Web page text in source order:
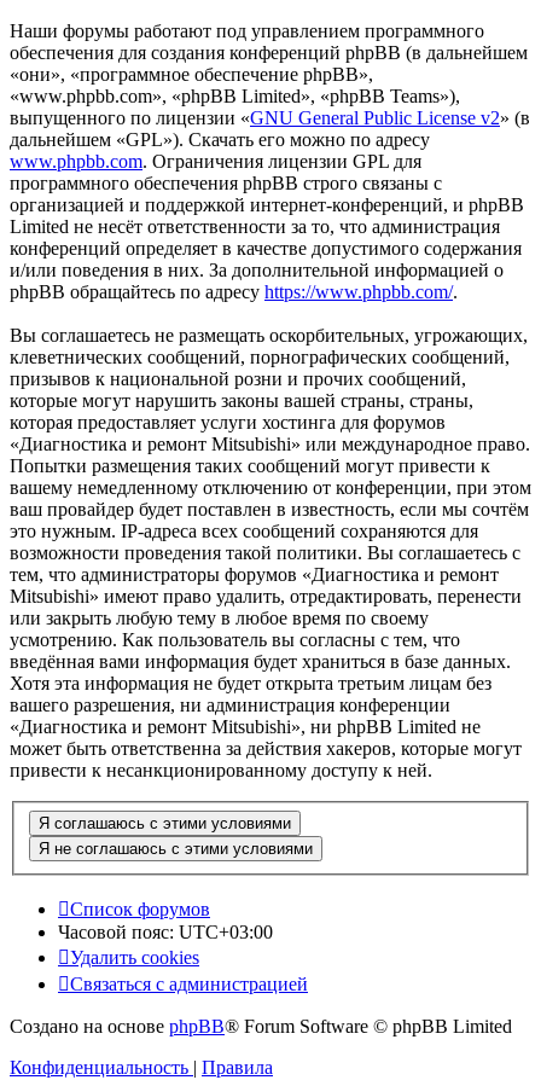
Наши форумы работают под управлением программного
обеспечения для создания конференций phpBB (в дальнейшем
«они», «программное обеспечение phpBB»,
«www.phpbb.com», «phpBB Limited», «phpBB Teams»),
выпущенного по лицензии «GNU General Public License v2» (в
дальнейшем «GPL»). Скачать его можно по адресу
www.phpbb.com. Ограничения лицензии GPL для
программного обеспечения phpBB строго связаны с
организацией и поддержкой интернет-конференций, и phpBB
Limited не несёт ответственности за то, что администрация
конференций определяет в качестве допустимого содержания
и/или поведения в них. За дополнительной информацией о
phpBB обращайтесь по адресу https://www.phpbb.com/.
Вы соглашаетесь не размещать оскорбительных, угрожающих,
клеветнических сообщений, порнографических сообщений,
призывов к национальной розни и прочих сообщений,
которые могут нарушить законы вашей страны, страны,
которая предоставляет услуги хостинга для форумов
«Диагностика и ремонт Mitsubishi» или международное право.
Попытки размещения таких сообщений могут привести к
вашему немедленному отключению от конференции, при этом
ваш провайдер будет поставлен в известность, если мы сочтём
это нужным. IP-адреса всех сообщений сохраняются для
возможности проведения такой политики. Вы соглашаетесь с
тем, что администраторы форумов «Диагностика и ремонт
Mitsubishi» имеют право удалить, отредактировать, перенести
или закрыть любую тему в любое время по своему
усмотрению. Как пользователь вы согласны с тем, что
введённая вами информация будет храниться в базе данных.
Хотя эта информация не будет открыта третьим лицам без
вашего разрешения, ни администрация конференции
«Диагностика и ремонт Mitsubishi», ни phpBB Limited не
может быть ответственна за действия хакеров, которые могут
привести к несанкционированному доступу к ней.
Список форумов
Часовой пояс: UTC+03:00
Удалить cookies
Связаться с администрацией
Создано на основе phpBB® Forum Software © phpBB Limited
Конфиденциальность | Правила